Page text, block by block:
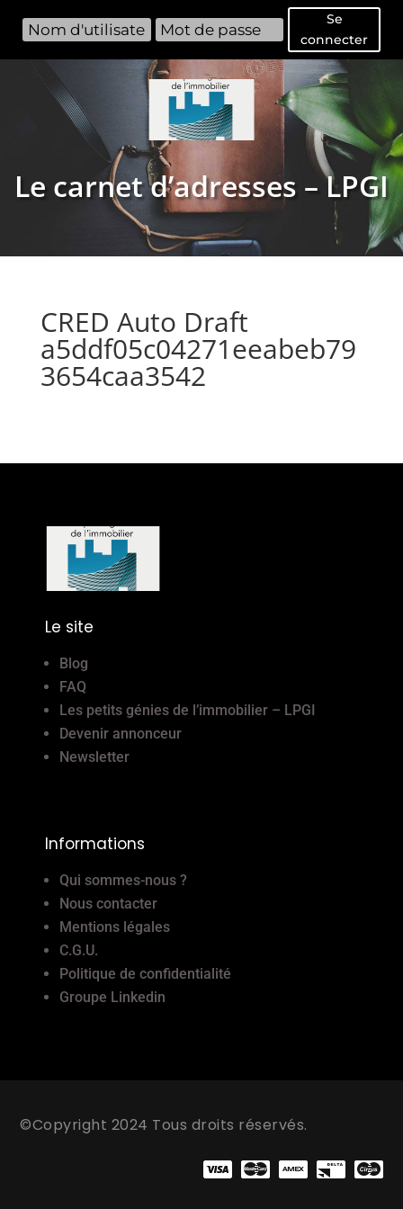
Se
connecter
Le carnet d’adresses – LPGI
CRED Auto Draft
a5ddf05c04271eeabeb79
3654caa3542
Le site
Blog
FAQ
Les petits génies de l’immobilier – LPGI
Devenir annonceur
Newsletter
Informations
Qui sommes-nous ?
Nous contacter
Mentions légales
C.G.U.
Politique de confidentialité
Groupe Linkedin
©Copyright 2024 Tous droits réservés.